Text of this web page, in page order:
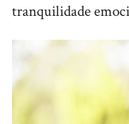
tranquilidade